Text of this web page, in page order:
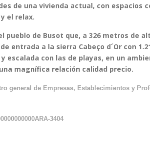
de una vivienda actual, con
el relax.
pueblo de Busot que, a 326 metros de
entrada a la sierra Cabeço d´Or con
escalada con las de playas, en un
magnífica relación calidad precio.
general de Empresas, Establecimientos y
3404